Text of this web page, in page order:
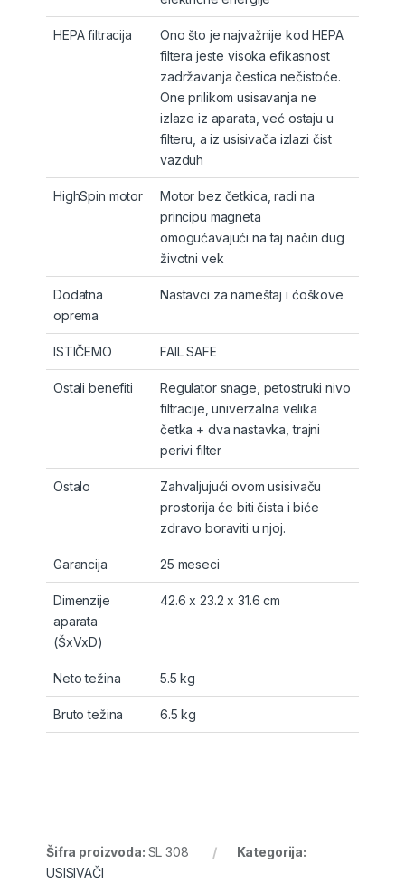
HEPA filtracija
Ono što je najvažnije kod HEPA
filtera jeste visoka efikasnost
zadržavanja čestica nečistoće.
One prilikom usisavanja ne
izlaze iz aparata, već ostaju u
filteru, a iz usisivača izlazi čist
vazduh
HighSpin motor
Motor bez četkica, radi na
principu magneta
omogućavajući na taj način dug
životni vek
Dodatna
oprema
Nastavci za nameštaj i ćoškove
ISTIČEMO FAIL SAFE
Ostali benefiti
Regulator snage, petostruki nivo
filtracije, univerzalna velika
četka + dva nastavka, trajni
perivi filter
Ostalo
Zahvaljujući ovom usisivaču
prostorija će biti čista i biće
zdravo boraviti u njoj.
Garancija 25 meseci
Dimenzije
aparata
(ŠxVxD)
42.6 x 23.2 x 31.6 cm
Neto težina 5.5 kg
Bruto težina 6.5 kg
Šifra proizvoda: SL 308
Kategorija:
USISIVAČI